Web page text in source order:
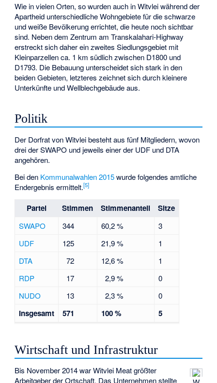
Wie in vielen Orten, so wurden auch in Witvlei während der
Apartheid unterschiedliche Wohngebiete für die schwarze
und weiße Bevölkerung errichtet, die heute noch sichtbar
sind. Neben dem Zentrum am Transkalahari-Highway
erstreckt sich daher ein zweites Siedlungsgebiet mit
Kleinparzellen ca. 1 km südlich zwischen D1800 und
D1793. Die Bebauung unterscheidet sich stark in den
beiden Gebieten, letzteres zeichnet sich durch kleinere
Unterkünfte und Wellblechgebäude aus.
Politik
Der Dorfrat von Witvlei besteht aus fünf Mitgliedern, wovon
drei der SWAPO und jeweils einer der UDF und DTA
angehören.
Bei den Kommunalwahlen 2015wurde folgendes amtliche
Endergebnis ermittelt.[5]
Partei Stimmen Stimmenanteil Sitze
SWAPO 344 60,2 %
3
UDF
125 21,9 %
1
DTA
72 12,6 %
1
RDP
17 2,9 %
0
NUDO
13 2,3 % 0
Insgesamt 571 100 % 5
Wirtschaft und Infrastruktur
Bis November 2014 warWitvlei Meatgrößter
Arbeitgeber der Ortschaft. Das Unternehmen stellte